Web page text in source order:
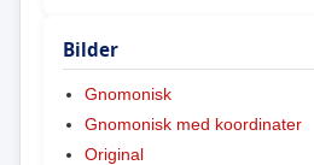
Bilder
Gnomonisk
Gnomonisk med koordinater
Original